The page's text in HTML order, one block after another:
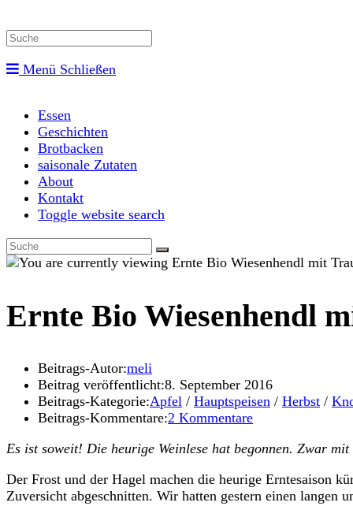
Menü Schließen
Essen
Geschichten
Brotbacken
saisonale Zutaten
About
Kontakt
Toggle website search
Ernte Bio Wiesenhendl
Beitrags-Autor:meli
Beitrag veröffentlicht:8. September 2016
Beitrags-Kategorie:Apfel / Hauptspeisen / Herbst /
Beitrags-Kommentare:2 Kommentare
Es ist soweit! Die heurige Weinlese hat begonnen. Zwar
Der Frost und der Hagel machen die heurige Erntesaison
Zuversicht abgeschnitten. Wir hatten gestern einen langen